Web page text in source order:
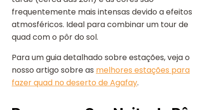
frequentemente mais intensas devido a efeitos
atmosféricos. Ideal para combinar um tour de
quad com o pôr do sol.
Para um guia detalhado sobre estações, veja o
nosso artigo sobre as melhores estações para
fazer quad no deserto de Agafay.